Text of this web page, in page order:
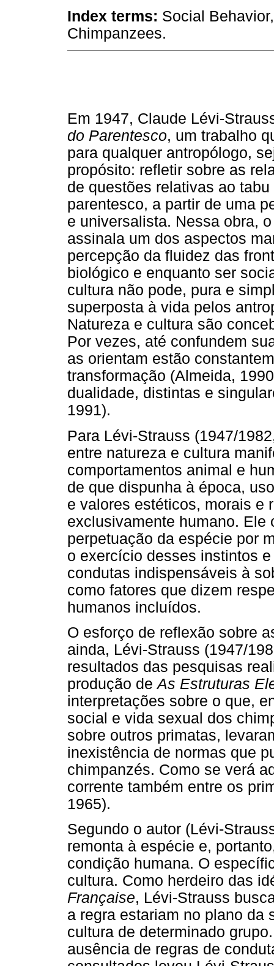
Index terms: Social
Chimpanzees.
Em 1947, Claude Lévi-
do Parentesco, um trabalho
para qualquer antropólogo,
propósito: refletir sobre as
de questões relativas ao
parentesco, a partir de uma
e universalista. Nessa obra,
assinala um dos aspectos
percepção da fluidez das
biológico e enquanto ser
cultura não pode, pura e
superposta à vida pelos
Natureza e cultura são
Por vezes, até confundem
as orientam estão
transformação (Almeida,
dualidade, distintas e
1991).
Para Lévi-Strauss (1947/
entre natureza e cultura
comportamentos animal e
de que dispunha à época,
e valores estéticos, morais e
exclusivamente humano.
perpetuação da espécie por
o exercício desses instintos
condutas indispensáveis à
como fatores que dizem
humanos incluídos.
O esforço de reflexão sobre
ainda, Lévi-Strauss (1947/
resultados das pesquisas
produção deAs Estruturas
interpretações sobre o que,
social e vida sexual dos
sobre outros primatas,
inexistência de normas que
chimpanzés. Como se verá
corrente também entre os
1965).
Segundo o autor (Lévi-
remonta à espécie e,
condição humana. O
cultura. Como herdeiro das
Française, Lévi-Strauss
a regra estariam no plano da
cultura de determinado
ausência de regras de